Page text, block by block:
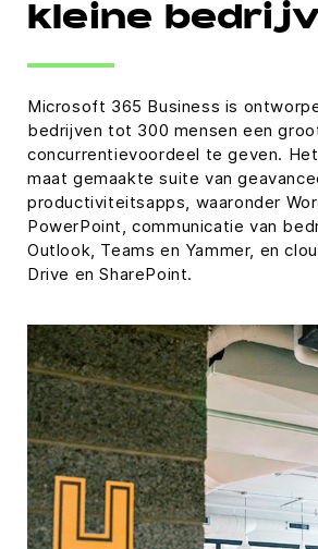
kleine
Microsoft 365 Business is
bedrijven tot 300 mensen een
concurrentievoordeel te geven.
maat gemaakte suite van
productiviteitsapps, waaronder
PowerPoint, communicatie van
Outlook, Teams en Yammer, en
Drive en SharePoint.